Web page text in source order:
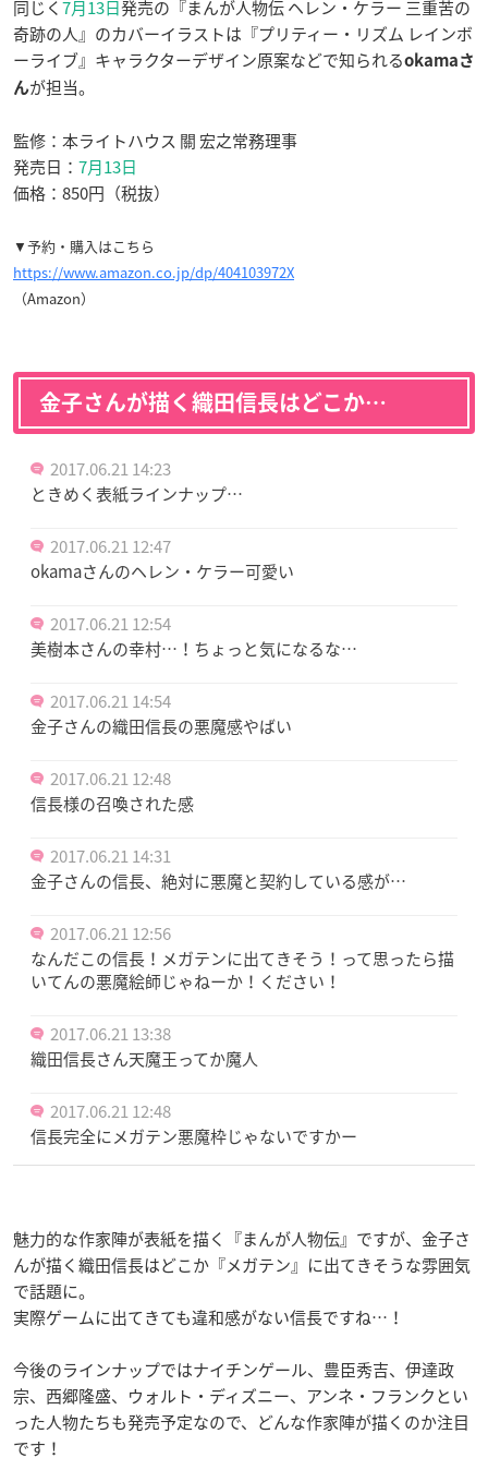
同じく7月13日発売の『まんが人物伝 ヘレン・ケラー 三重苦の
奇跡の人』のカバーイラストは『プリティー・リズム レインボ
ーライブ』キャラクターデザイン原案などで知られるokamaさ
んが担当。
監修：本ライトハウス 關 宏之常務理事
発売日： 7月13日
価格：850円（税抜）
▼予約・購入はこちら
https://www.amazon.co.jp/dp/404103972X
（Amazon）
金子さんが描く織田信長はどこか…
2017.06.21 14:23
ときめく表紙ラインナップ…
2017.06.21 12:47
okamaさんのヘレン・ケラー可愛い
2017.06.21 12:54
美樹本さんの幸村…！ちょっと気になるな…
2017.06.21 14:54
金子さんの織田信長の悪魔感やばい
2017.06.21 12:48
信長様の召喚された感
2017.06.21 14:31
金子さんの信長、絶対に悪魔と契約している感が…
2017.06.21 12:56
なんだこの信長！メガテンに出てきそう！って思ったら描
いてんの悪魔絵師じゃねーか！ください！
2017.06.21 13:38
織田信長さん天魔王ってか魔人
2017.06.21 12:48
信長完全にメガテン悪魔枠じゃないですかー
魅力的な作家陣が表紙を描く『まんが人物伝』ですが、金子さ
んが描く織田信長はどこか『メガテン』に出てきそうな雰囲気
で話題に。
実際ゲームに出てきても違和感がない信長ですね…！
今後のラインナップではナイチンゲール、豊臣秀吉、伊達政
宗、西郷隆盛、ウォルト・ディズニー、アンネ・フランクとい
った人物たちも発売予定なので、どんな作家陣が描くのか注目
です！